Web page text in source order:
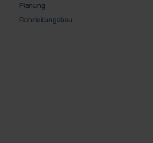
Planung
Rohrleitungsbau